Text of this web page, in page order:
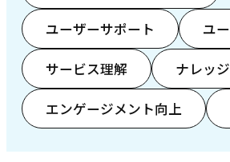
ユーザーサポート ユ
サービス理解 ナレッ
エンゲージメント向上